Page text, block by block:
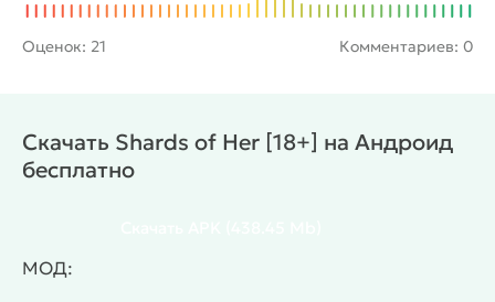
мир страсти и порока, и теперь не знает, как его
судьба пойдет дальше. Кроме того, о себе дает
собой. В игре много локаций, квестов, а также
диалогов и эротических моментов. Есть
откровенно и реалистично, но при этом
Оценок: 21 Комментариев: 0
Скачать Shards of Her [18+] на Андроид
бесплатно
МОД: